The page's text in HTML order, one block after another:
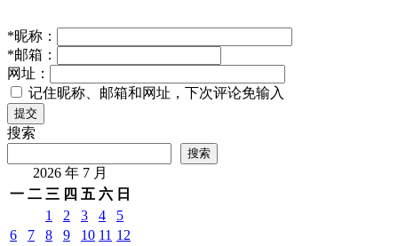
*昵称：
*邮箱：
网址：
记住昵称、邮箱和网址，下次评论免输入
提交
搜索
搜索
2026 年 7 月
一 二 三 四 五 六 日
1
2 3 4
5
6
7 8 9 10 11 12